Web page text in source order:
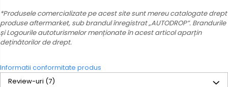
*Produsele comercializate pe acest site sunt mereu catalogate drept
produse aftermarket, sub brandul înregistrat „AUTODROP”. Brandurile
și Logourile autoturismelor menționate în acest articol aparțin
deținătorilor de drept.
Informatii conformitate produs
Review-uri (7)